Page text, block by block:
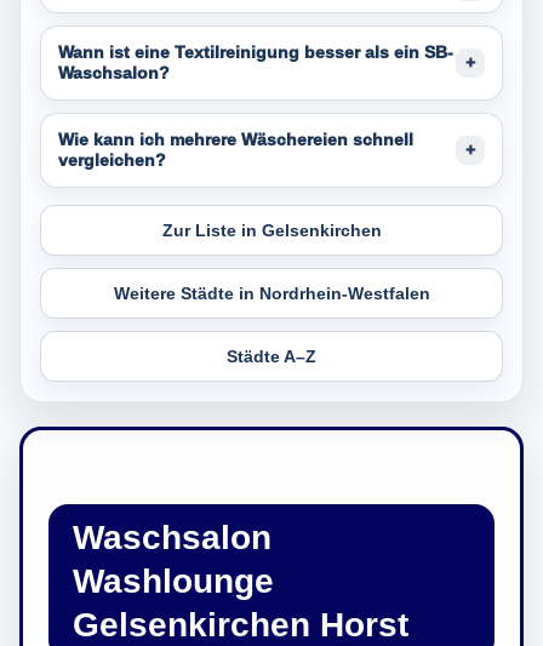
Wann ist eine Textilreinigung besser als ein SB-
Waschsalon?
Wie kann ich mehrere Wäschereien schnell
vergleichen?
Zur Liste in Gelsenkirchen
Weitere Städte in Nordrhein-Westfalen
Städte A–Z
Waschsalon
Washlounge
Gelsenkirchen Horst